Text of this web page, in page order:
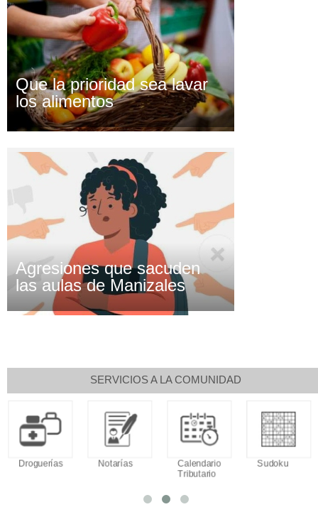
Que la prioridad sea lavar
los alimentos
Agresiones que sacuden
las aulas de Manizales
SERVICIOS A LA COMUNIDAD
Droguerías Notarías
Calendario
Tributario
Sudoku